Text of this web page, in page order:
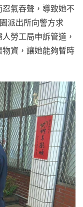
氣吞聲，導致她不
派出所向警方求
勞工局申訴管道，
資，讓她能夠暫時